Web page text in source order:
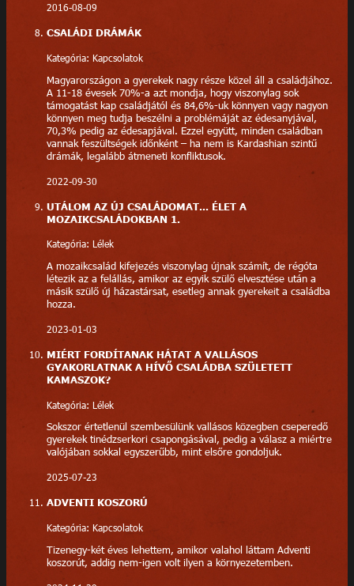
2016-08-09
CSALÁDI DRÁMÁK
Kategória: Kapcsolatok
Magyarországon a gyerekek nagy része közel áll a családjához.
A 11-18 évesek 70%-a azt mondja, hogy viszonylag sok
támogatást kap családjától és 84,6%-uk könnyen vagy nagyon
könnyen meg tudja beszélni a problémáját az édesanyjával,
70,3% pedig az édesapjával. Ezzel együtt, minden családban
vannak feszültségek időnként – ha nem is Kardashian szintű
drámák, legalább átmeneti konfliktusok.
2022-09-30
UTÁLOM AZ ÚJ CSALÁDOMAT... ÉLET A
MOZAIKCSALÁDOKBAN 1.
Kategória: Lélek
A mozaikcsalád kifejezés viszonylag újnak számít, de régóta
létezik az a felállás, amikor az egyik szülő elvesztése után a
másik szülő új házastársat, esetleg annak gyerekeit a családba
hozza.
2023-01-03
MIÉRT FORDÍTANAK HÁTAT A VALLÁSOS
GYAKORLATNAK A HÍVŐ CSALÁDBA SZÜLETETT
KAMASZOK?
Kategória: Lélek
Sokszor értetlenül szembesülünk vallásos közegben cseperedő
gyerekek tinédzserkori csapongásával, pedig a válasz a miértre
valójában sokkal egyszerűbb, mint elsőre gondoljuk.
2025-07-23
ADVENTI KOSZORÚ
Kategória: Kapcsolatok
Tizenegy-két éves lehettem, amikor valahol láttam Adventi
koszorút, addig nem-igen volt ilyen a környezetemben.